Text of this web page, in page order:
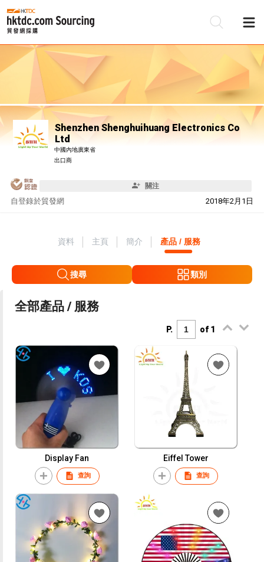
Shenzhen Shenghuihuang Electronics Co
Ltd
中國內地廣東省
出口商
關注
自 2018年2月1日
登錄於貿發網
資料 主頁 簡介 產品 / 服務
搜尋 類別
全部產品 / 服務
P. of 1
Display Fan
查詢
Eiffel Tower
查詢